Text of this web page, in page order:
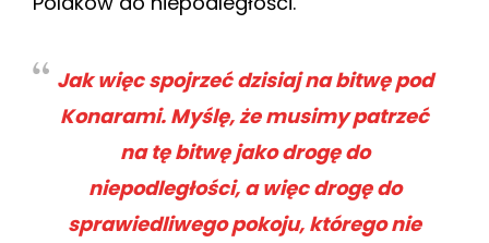
Jak więc spojrzeć dzisiaj na bitwę pod
Konarami. Myślę, że musimy patrzeć
na tę bitwę jako drogę do
niepodległości, a więc drogę do
sprawiedliwego pokoju, którego nie